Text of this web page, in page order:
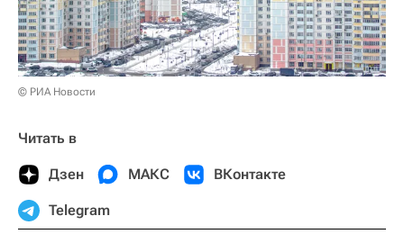
© РИА Новости
Читать в
Дзен МАКС ВКонтакте
Telegram